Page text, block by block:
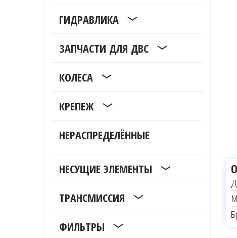
ГИДРАВЛИКА
ЗАПЧАСТИ ДЛЯ ДВС
КОЛЕСА
КРЕПЕЖ
НЕРАСПРЕДЕЛЁННЫЕ
НЕСУЩИЕ ЭЛЕМЕНТЫ
ТРАНСМИССИЯ
ФИЛЬТРЫ